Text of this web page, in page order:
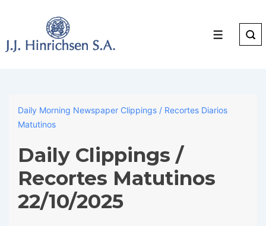
Main
Menu
Daily Morning Newspaper Clippings / Recortes Diarios
Matutinos
Daily Clippings /
Recortes Matutinos
22/10/2025